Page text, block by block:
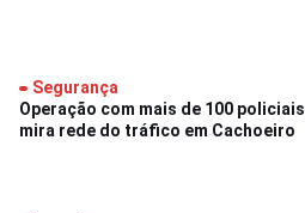
Segurança
Operação com mais de 100 policiais
mira rede do tráfico em Cachoeiro